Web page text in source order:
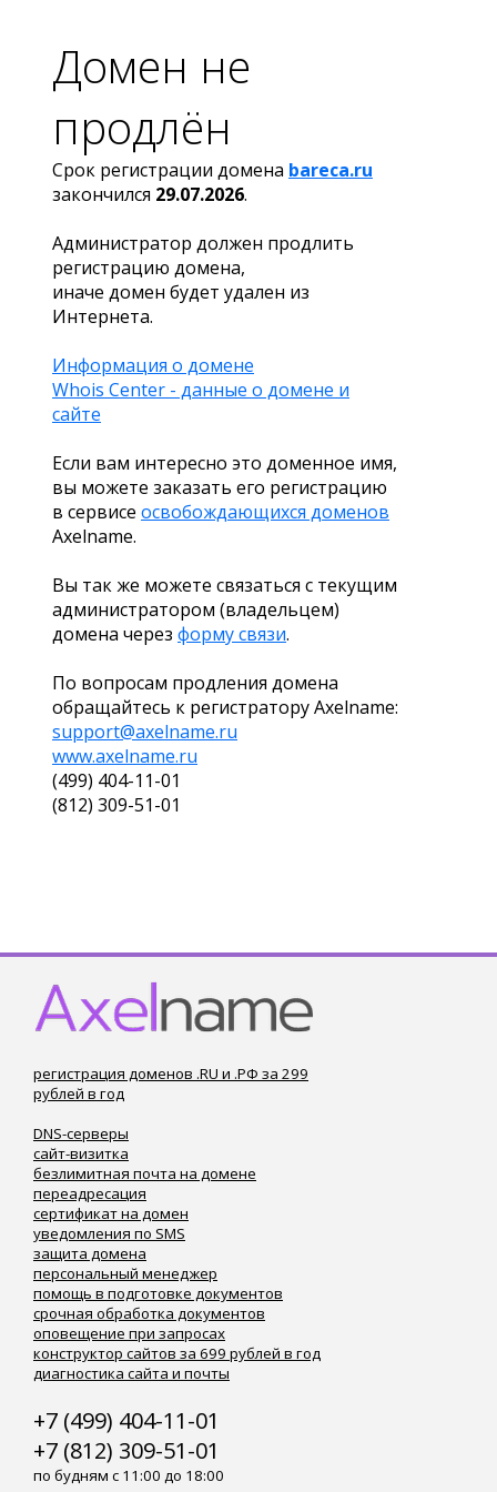
Домен не
продлён
Срок регистрации домена bareca.ru
закончился 29.07.2026.
Администратор должен продлить
регистрацию домена,
иначе домен будет удален из
Интернета.
Информация о домене
Whois Center - данные о домене и
сайте
Если вам интересно это доменное имя,
вы можете заказать его регистрацию
в сервисе освобождающихся доменов
Axelname.
Вы так же можете связаться с текущим
администратором (владельцем)
домена через форму связи.
По вопросам продления домена
обращайтесь к регистратору Axelname:
support@axelname.ru
www.axelname.ru
(499) 404-11-01
(812) 309-51-01
регистрация доменов .RU и .РФ за 299
рублей в год
DNS-серверы
сайт-визитка
безлимитная почта на домене
переадресация
сертификат на домен
уведомления по SMS
защита домена
персональный менеджер
помощь в подготовке документов
срочная обработка документов
оповещение при запросах
конструктор сайтов за 699 рублей в год
диагностика сайта и почты
+7 (499) 404-11-01
+7 (812) 309-51-01
по будням с 11:00 до 18:00